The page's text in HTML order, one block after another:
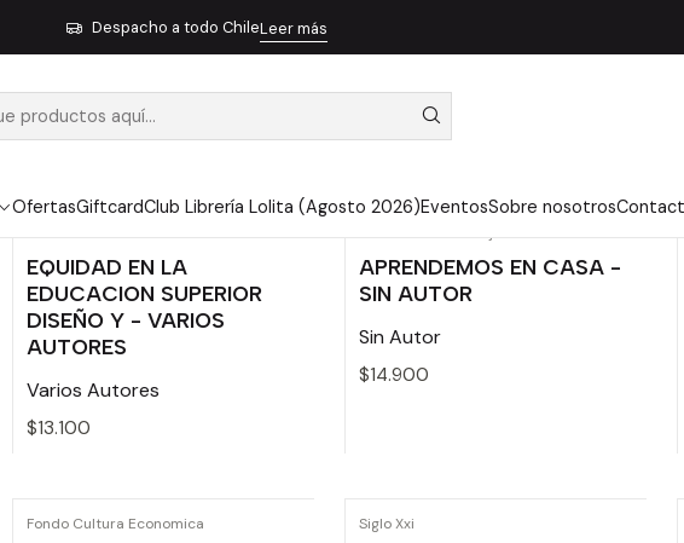
OfertasGiftcardClub Librería Lolita (Agosto 2026)EventosSobre nosotros
Despacho a todo ChileLeer más
No Ficción Ciencias Sociales y Humanidades
Educación
EQUIDAD EN LA
EDUCACION SUPERIOR
DISEÑO Y - VARIOS
AUTORES
Varios Autores
$13.100
APRENDEMOS EN CASA -
SIN AUTOR
Sin Autor
$14.900
Fondo Cultura Economica Siglo Xxi